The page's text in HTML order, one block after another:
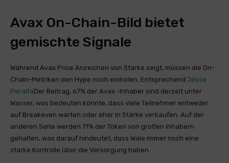
Avax On-Chain-Bild bietet
gemischte Signale
Während Avax Price Anzeichen von Stärke zeigt, müssen die On-
Chain-Metriken den Hype noch einholen. Entsprechend Jesse
PeraltaDer Beitrag, 67% der Avax -Inhaber sind derzeit unter
Wasser, was bedeuten könnte, dass viele Teilnehmer entweder
auf Breakeven warten oder eher in Stärke verkaufen. Auf der
anderen Seite werden 71% der Token von großen Inhabern
gehalten, was darauf hindeutet, dass Wale immer noch eine
starke Kontrolle über die Versorgung haben.